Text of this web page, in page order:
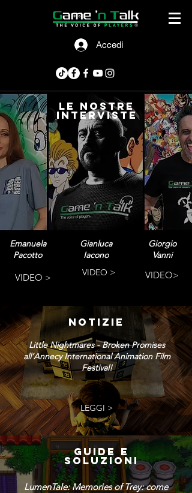
Accedi
le nostre
interviste
Emanuela
Pacotto
VIDEO >
Gianluca
Iacono
VIDEO >
Giorgio
Vanni
VIDEO>
NOTIZIE
Little Nightmares - Broken Promises
all’Annecy International Animation Film
Festival!
LEGGI >
GUIDE E
SOLUZIONI
LumenTale: Memories of Trey: come